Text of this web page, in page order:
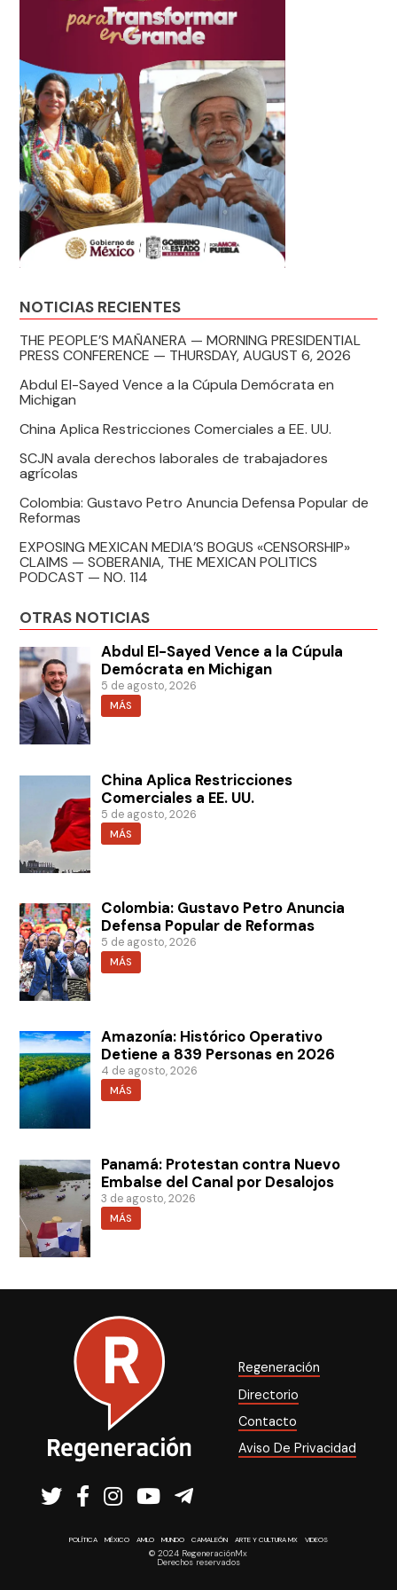
NOTICIAS RECIENTES
THE PEOPLE’S MAÑANERA — MORNING PRESIDENTIAL
PRESS CONFERENCE — THURSDAY, AUGUST 6, 2026
Abdul El-Sayed Vence a la Cúpula Demócrata en
Michigan
China Aplica Restricciones Comerciales a EE. UU.
SCJN avala derechos laborales de trabajadores
agrícolas
Colombia: Gustavo Petro Anuncia Defensa Popular de
Reformas
EXPOSING MEXICAN MEDIA’S BOGUS «CENSORSHIP»
CLAIMS — SOBERANIA, THE MEXICAN POLITICS
PODCAST — NO. 114
OTRAS NOTICIAS
Abdul El-Sayed Vence a la Cúpula
Demócrata en Michigan
5 de agosto, 2026
MÁS
China Aplica Restricciones
Comerciales a EE. UU.
5 de agosto, 2026
MÁS
Colombia: Gustavo Petro Anuncia
Defensa Popular de Reformas
5 de agosto, 2026
MÁS
Amazonía: Histórico Operativo
Detiene a 839 Personas en 2026
4 de agosto, 2026
MÁS
Panamá: Protestan contra Nuevo
Embalse del Canal por Desalojos
3 de agosto, 2026
MÁS
Regeneración
Directorio
Contacto
Aviso De Privacidad
POLÍTICA MÉXICO AMLO MUNDO CAMALEÓN ARTE Y CULTURA MX VIDEOS
© 2024 RegeneraciónMx
Derechos reservados